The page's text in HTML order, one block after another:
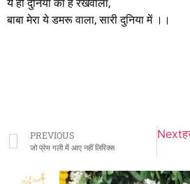
ये ही दुनिया का है रखवाला,
बाबा मेरा ये डमरू वाला, सारी दुनिया में ।।
PREVIOUS
जो प्रेम गली में आए नहीं लिरिक्स
Next